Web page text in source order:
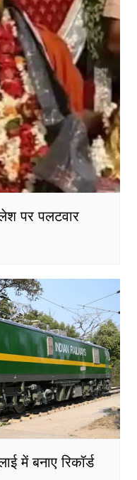
पर पलटवार
में बनाए रिकॉर्ड